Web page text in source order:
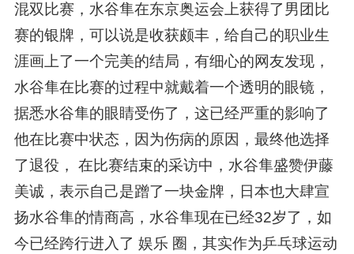
混双比赛，水谷隼在东京奥运会上获得了男团比
赛的银牌，可以说是收获颇丰，给自己的职业生
涯画上了一个完美的结局，有细心的网友发现，
水谷隼在比赛的过程中就戴着一个透明的眼镜，
据悉水谷隼的眼睛受伤了，这已经严重的影响了
他在比赛中状态，因为伤病的原因，最终他选择
了退役， 在比赛结束的采访中，水谷隼盛赞伊藤
美诚，表示自己是蹭了一块金牌，日本也大肆宣
扬水谷隼的情商高，水谷隼现在已经32岁了，如
今已经跨行进入了 娱乐 圈，其实作为乒乓球运动